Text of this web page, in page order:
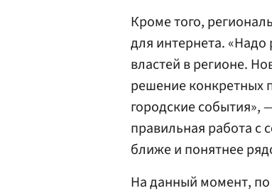
Кроме того,
для интернета. «Надо
властей в регионе.
решение конкретных
городские события»,
правильная работа с
ближе и понятнее
На данный момент, по